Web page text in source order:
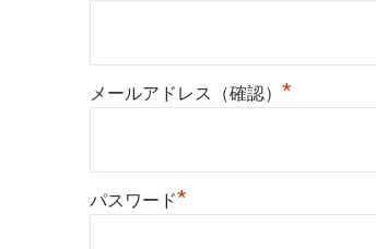
メールアドレス（確認） *
パスワード*